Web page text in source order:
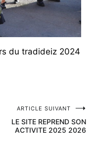
du tradideiz 2024
ARTICLE SUIVANT
LE SITE REPREND SON
ACTIVITE 2025 2026